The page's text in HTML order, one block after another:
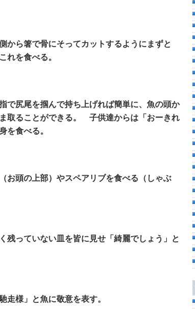
ら箸で骨にそってカットするようにまずと
れを食べる。
で尻尾を掴んで持ち上げれば簡単に、魚の頭か
取ることができる。 子供達からは「おーきれ
を食べる。
お頭の上部）やスペアリブを食べる（しゃぶ
っていない皿を皆に見せ「綺麗でしょう」と
様」と魚に敬意を表す。